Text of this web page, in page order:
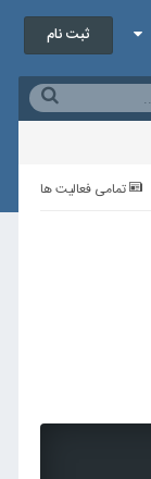
ثبت نام
تمامی فعالیت ها